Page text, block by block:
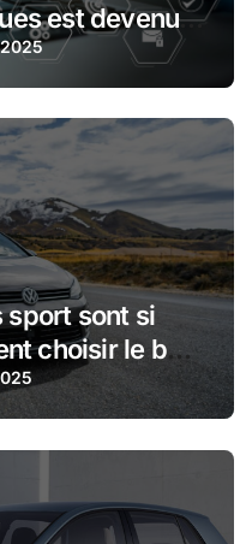
est devenue
sport sont si
choisir le bon